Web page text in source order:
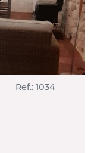
Ref.: 1034